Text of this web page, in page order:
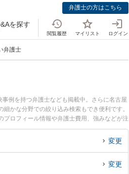
弁護士の方はこちら
を探す
閲覧履歴 マイリスト ログイン
弁護士
例を持つ弁護士なども掲載中。さらに名古屋
かな分野での絞り込み検索もでき便利です。
ロフィール情報や弁護士費用、強みなどが注
スレスによる離婚問題のトラブル解決の実績
い』などでお困りの相談者さんにおすすめで
変更
変更